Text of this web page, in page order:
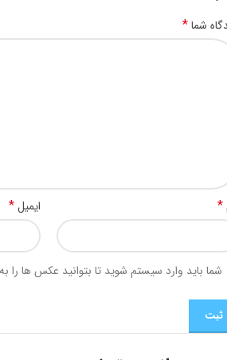
شما*
* ایمیل*
شما باید وارد سیستم شوید تا بتوانید عکس ها را